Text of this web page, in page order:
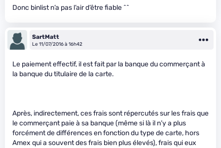
Donc binlist n’a pas l’air d’être fiable ^^
SartMatt
Le 11/07/2016 à 16h42
Le paiement effectif, il est fait par la banque du commerçant à
la banque du titulaire de la carte.
Après, indirectement, ces frais sont répercutés sur les frais que
le commerçant paie à sa banque (même si là il n’y a plus
forcément de différences en fonction du type de carte, hors
Amex qui a souvent des frais bien plus élevés), frais qui eux